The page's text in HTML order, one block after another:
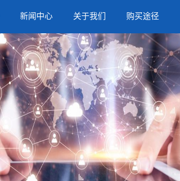
新闻中心 关于我们 购买途径